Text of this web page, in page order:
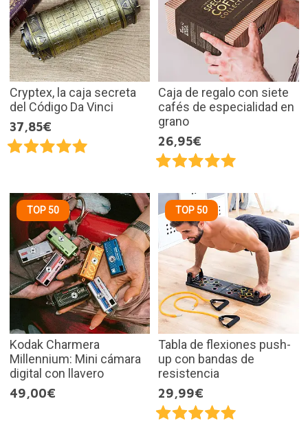
Cryptex, la caja secreta
del Código Da Vinci
37,85€
Caja de regalo con siete
cafés de especialidad en
grano
26,95€
TOP 50
Kodak Charmera
Millennium: Mini cámara
digital con llavero
49,00€
TOP 50
Tabla de flexiones push-
up con bandas de
resistencia
29,99€